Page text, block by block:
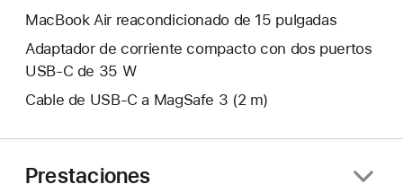
MacBook Air reacondicionado de 15 pulgadas
Adaptador de corriente compacto con dos puertos
USB‑C de 35 W
Cable de USB‑C a MagSafe 3 (2 m)
Prestaciones